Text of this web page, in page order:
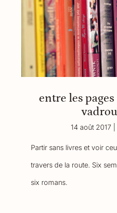
entre les
14 août 2017
Partir sans livres et voir
travers de la route. Six
six romans.